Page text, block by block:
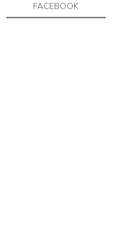
n
FACEBOOK